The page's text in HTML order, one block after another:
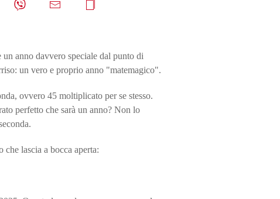
anno davvero speciale dal punto di
un vero e proprio anno "matemagico".
ovvero 45 moltiplicato per se stesso.
perfetto che sarà un anno? Non lo
lascia a bocca aperta: